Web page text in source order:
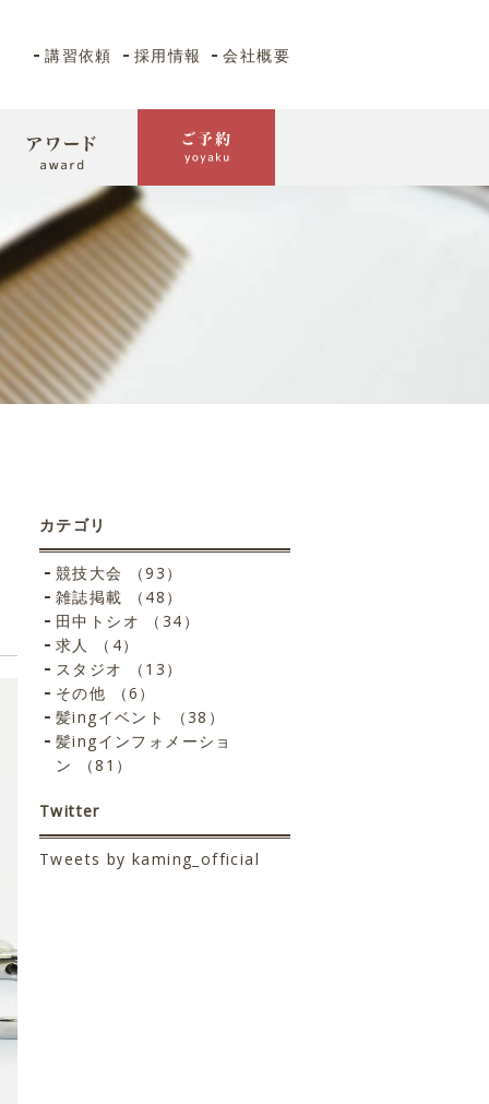
講習依頼 採用情報 会社概要
カテゴリ
競技大会 （93）
雑誌掲載 （48）
田中トシオ （34）
求人 （4）
スタジオ （13）
その他 （6）
髪ingイベント （38）
髪ingインフォメーショ
ン （81）
Twitter
Tweets by kaming_official